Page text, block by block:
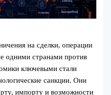
на сделки, операции
одними странами против
ключевыми стали
санкции. Они
импорту и возможности